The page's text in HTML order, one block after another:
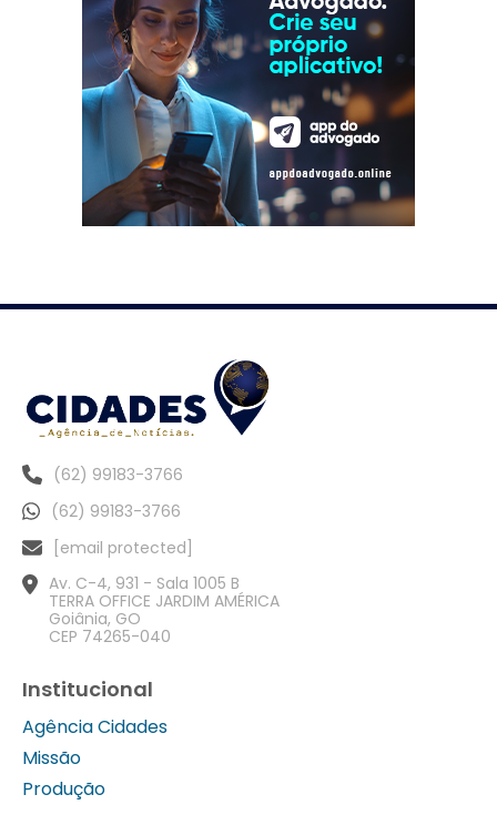
(62) 99183-3766
(62) 99183-3766
[email protected]
Av. C-4, 931 - Sala 1005 B
TERRA OFFICE JARDIM AMÉRICA
Goiânia, GO
CEP 74265-040
Institucional
Agência Cidades
Missão
Produção